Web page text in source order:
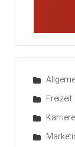
Freizeit
Karriere